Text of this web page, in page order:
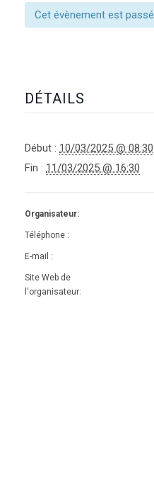
Cet évènement est passé
DÉTAILS
Début : 10/03/2025 @ 08:30
Fin : 11/03/2025 @ 16:30
Organisateur:
Téléphone :
E-mail :
Site Web de
l'organisateur: